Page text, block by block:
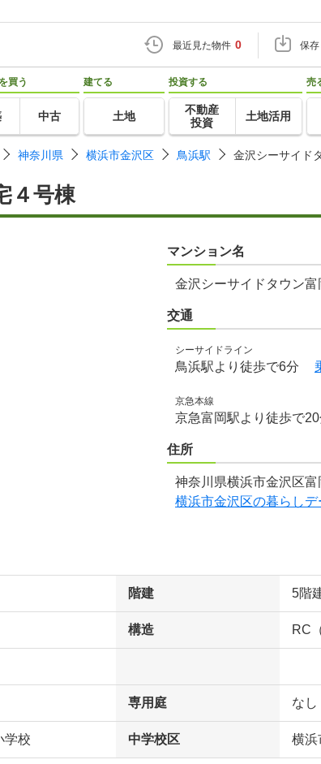
最近見た物件 0 保
買う
中古
建てる
土地
投資する
不動産
投資
土地活用
売
神奈川県 横浜市金沢区 鳥浜駅 金沢シーサイド
４号棟
マンション名
金沢シーサイドタウン
交通
シーサイドライン
鳥浜駅より徒歩で6分
京急本線
京急富岡駅より徒歩で20
住所
神奈川県横浜市金沢区
横浜市金沢区の暮らしデ
階建 5階
構造 RC
専用庭 なし
学校 中学校区 横浜